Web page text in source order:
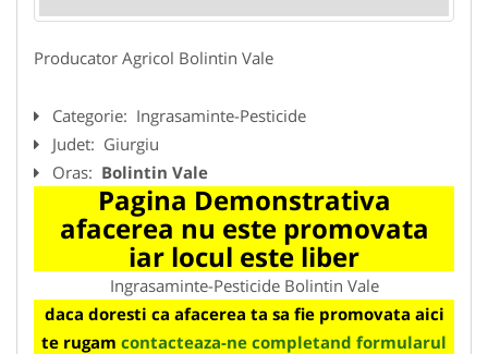
Producator Agricol Bolintin Vale
Categorie: Ingrasaminte-Pesticide
Judet: Giurgiu
Oras: Bolintin Vale
Pagina Demonstrativa
afacerea nu este promovata
iar locul este liber
Ingrasaminte-Pesticide Bolintin Vale
daca doresti ca afacerea ta sa fie promovata aici
te rugam contacteaza-ne completand formularul